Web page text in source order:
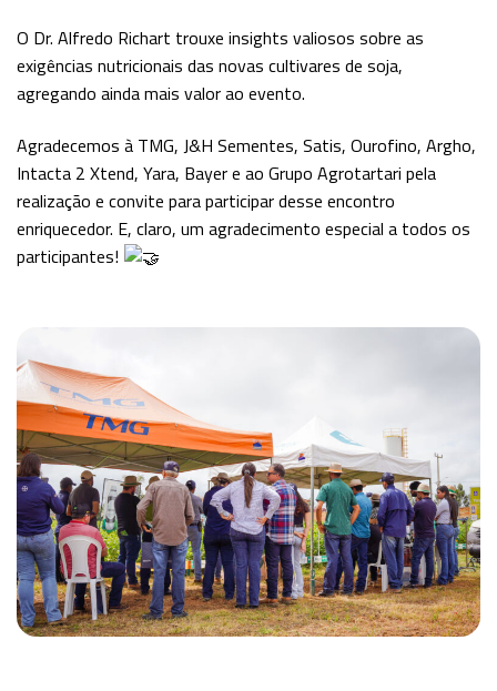
O Dr. Alfredo Richart trouxe insights valiosos sobre as
exigências nutricionais das novas cultivares de soja,
agregando ainda mais valor ao evento.
Agradecemos à TMG, J&H Sementes, Satis, Ourofino, Argho,
Intacta 2 Xtend, Yara, Bayer e ao Grupo Agrotartari pela
realização e convite para participar desse encontro
enriquecedor. E, claro, um agradecimento especial a todos os
participantes!